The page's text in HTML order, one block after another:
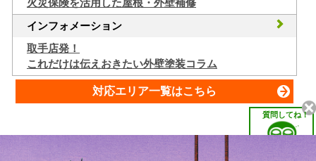
インフォメーション
取手店発！
これだけは伝えおきたい外壁塗装コラム
対応エリア一覧はこちら
質問してね！